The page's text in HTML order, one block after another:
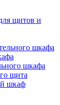
щитов и
шкафа
шкафа
щита
шкаф